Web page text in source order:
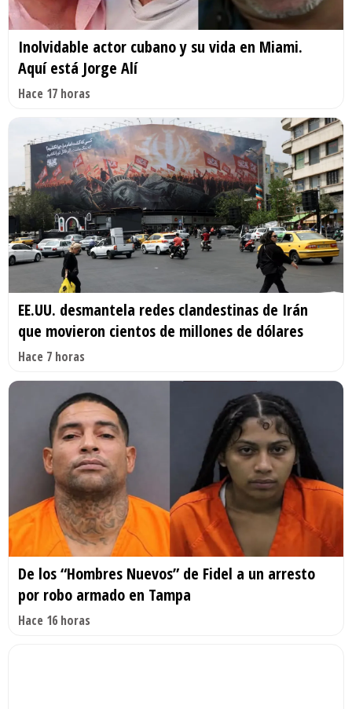
Inolvidable actor cubano y su vida en Miami.
Aquí está Jorge Alí
Hace 17 horas
EE.UU. desmantela redes clandestinas de Irán
que movieron cientos de millones de dólares
Hace 7 horas
De los “Hombres Nuevos” de Fidel a un arresto
por robo armado en Tampa
Hace 16 horas